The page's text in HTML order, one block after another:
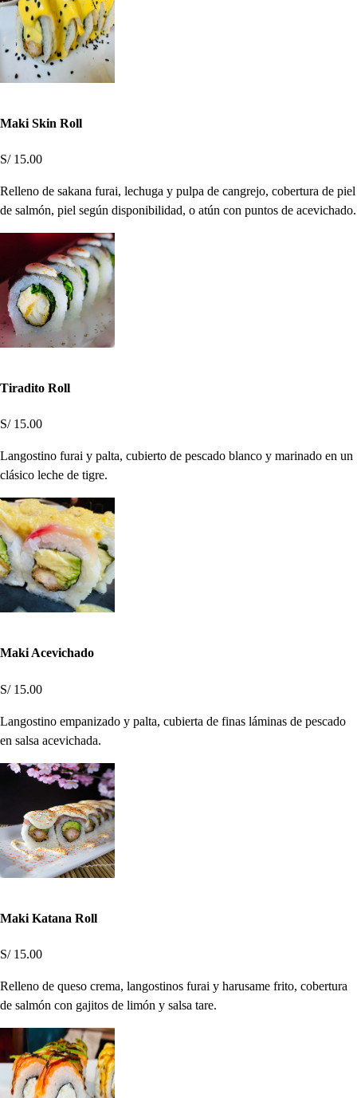
Maki Skin Roll
S/ 15.00
Relleno de sakana furai, lechuga y pulpa de cangrejo, cobertura de piel
de salmón, piel según disponibilidad, o atún con puntos de acevichado.
Tiradito Roll
S/ 15.00
Langostino furai y palta, cubierto de pescado blanco y marinado en un
clásico leche de tigre.
Maki Acevichado
S/ 15.00
Langostino empanizado y palta, cubierta de finas láminas de pescado
en salsa acevichada.
Maki Katana Roll
S/ 15.00
Relleno de queso crema, langostinos furai y harusame frito, cobertura
de salmón con gajitos de limón y salsa tare.